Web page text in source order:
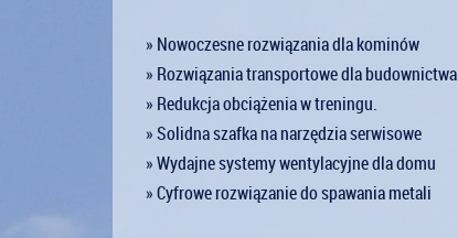
» Nowoczesne rozwiązania dla kominów
» Rozwiązania transportowe dla budownictwa
» Redukcja obciążenia w treningu.
» Solidna szafka na narzędzia serwisowe
» Wydajne systemy wentylacyjne dla domu
» Cyfrowe rozwiązanie do spawania metali